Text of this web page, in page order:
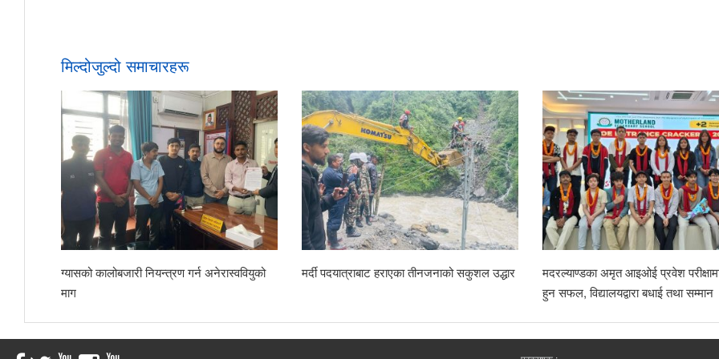
मिल्दोजुल्दो समाचारहरू
ग्यासको कालोबजारी नियन्त्रण गर्न अनेरास्ववियुको
माग
मर्दी पदयात्राबाट हराएका तीनजनाको सकुशल उद्धार
मदरल्याण्डका अमृत आइओई प्रवेश परीक्षामा
हुन सफल, विद्यालयद्वारा बधाई तथा सम्मान